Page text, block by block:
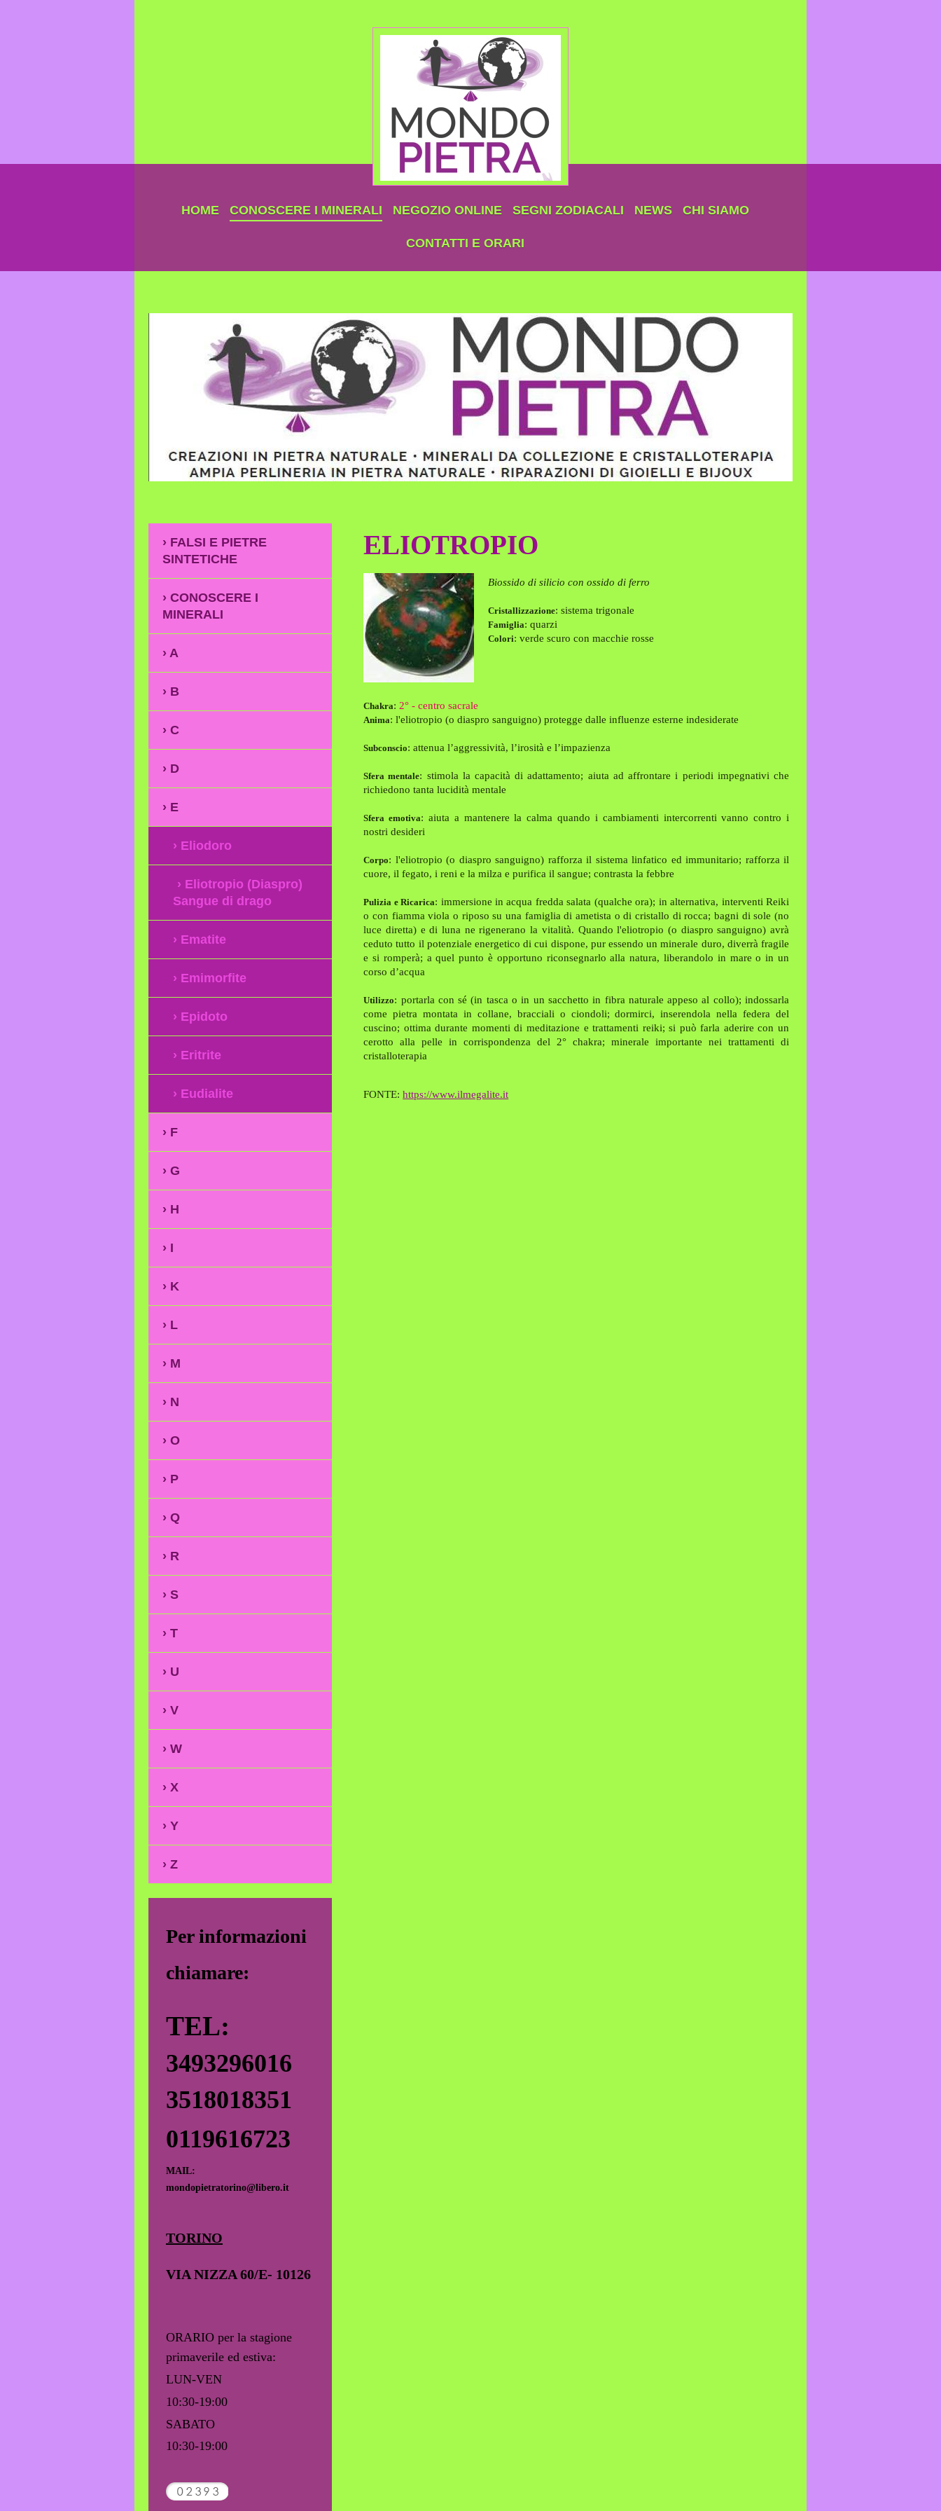
HOME CONOSCERE I MINERALI NEGOZIO ONLINE SEGNI ZODIACALI NEWS CHI SIAMO
CONTATTI E ORARI
ELIOTROPIO
Biossido di silicio con ossido di ferro
Cristallizzazione: sistema trigonale
Famiglia: quarzi
Colori: verde scuro con macchie rosse
Chakra: 2° - centro sacrale
Anima: l'eliotropio (o diaspro sanguigno) protegge dalle influenze esterne indesiderate
Subconscio: attenua l’aggressività, l’irosità e l’impazienza
Sfera mentale: stimola la capacità di adattamento; aiuta ad affrontare i periodi impegnativi che
richiedono tanta lucidità mentale
Sfera emotiva: aiuta a mantenere la calma quando i cambiamenti intercorrenti vanno contro i
nostri desideri
Corpo: l'eliotropio (o diaspro sanguigno) rafforza il sistema linfatico ed immunitario; rafforza il
cuore, il fegato, i reni e la milza e purifica il sangue; contrasta la febbre
Pulizia e Ricarica: immersione in acqua fredda salata (qualche ora); in alternativa, interventi Reiki
o con fiamma viola o riposo su una famiglia di ametista o di cristallo di rocca; bagni di sole (no
luce diretta) e di luna ne rigenerano la vitalità. Quando l'eliotropio (o diaspro sanguigno) avrà
ceduto tutto il potenziale energetico di cui dispone, pur essendo un minerale duro, diverrà fragile
e si romperà; a quel punto è opportuno riconsegnarlo alla natura, liberandolo in mare o in un
corso d’acqua
Utilizzo: portarla con sé (in tasca o in un sacchetto in fibra naturale appeso al collo); indossarla
come pietra montata in collane, bracciali o ciondoli; dormirci, inserendola nella federa del
cuscino; ottima durante momenti di meditazione e trattamenti reiki; si può farla aderire con un
cerotto alla pelle in corrispondenza del 2° chakra; minerale importante nei trattamenti di
cristalloterapia
FONTE:https://www.ilmegalite.it
FALSI E PIETRE
SINTETICHE
CONOSCERE I
MINERALI
A
B
C
D
E
Eliodoro
Eliotropio (Diaspro)
Sangue di drago
Ematite
Emimorfite
Epidoto
Eritrite
Eudialite
F
G
H
I
K
L
M
N
O
P
Q
R
S
T
U
V
W
X
Y
Z
Per informazioni
chiamare:
TEL:
3493296016
3518018351
0119616723
MAIL:
mondopietratorino@libero.it
TORINO
VIA NIZZA 60/E- 10126
ORARIO per la stagione
primaverile ed estiva:
LUN-VEN
10:30-19:00
​SABATO
​10:30-19:00